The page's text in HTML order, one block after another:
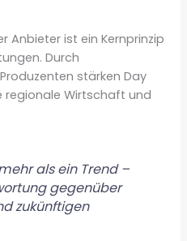
Anbieter ist ein Kernprinzip
Durch
stärken Day
regionale Wirtschaft und
als ein Trend –
gegenüber
zukünftigen